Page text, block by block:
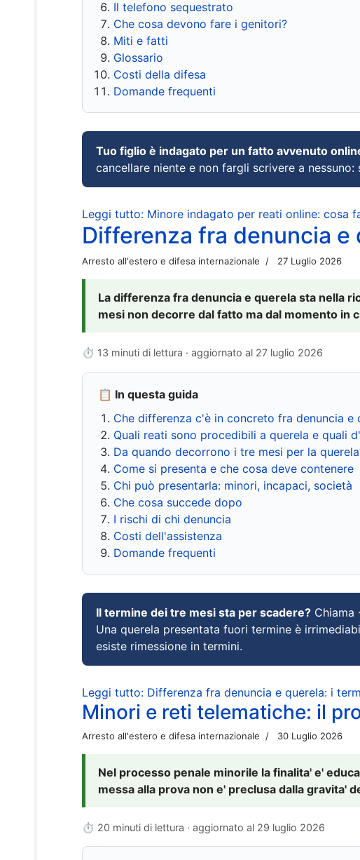
Il telefono sequestrato
Che cosa devono fare i genitori?
Miti e fatti
Glossario
Costi della difesa
Domande frequenti
Tuo figlio è indagato per un fatto avvenuto
cancellare niente e non fargli scrivere a
Leggi tutto: Minore indagato per reati online: cosa
Differenza fra denuncia e
Arresto all'estero e difesa internazionale 27 Luglio 2026
La differenza fra denuncia e querela sta nella
mesi non decorre dal fatto ma dal momento in
⏱ 13 minuti di lettura · aggiornato al 27 luglio 2026
📋 In questa guida
Che differenza c'è in concreto fra denuncia e
Quali reati sono procedibili a querela e quali
Da quando decorrono i tre mesi per la
Come si presenta e che cosa deve contenere
Chi può presentarla: minori, incapaci, società
Che cosa succede dopo
I rischi di chi denuncia
Costi dell'assistenza
Domande frequenti
Il termine dei tre mesi sta per scadere? Chiama
Una querela presentata fuori termine è
esiste rimessione in termini.
Leggi tutto: Differenza fra denuncia e querela: i
Minori e reti telematiche: il
Arresto all'estero e difesa internazionale 30 Luglio 2026
Nel processo penale minorile la finalita' e'
messa alla prova non e' preclusa dalla gravita'
⏱ 20 minuti di lettura · aggiornato al 29 luglio 2026